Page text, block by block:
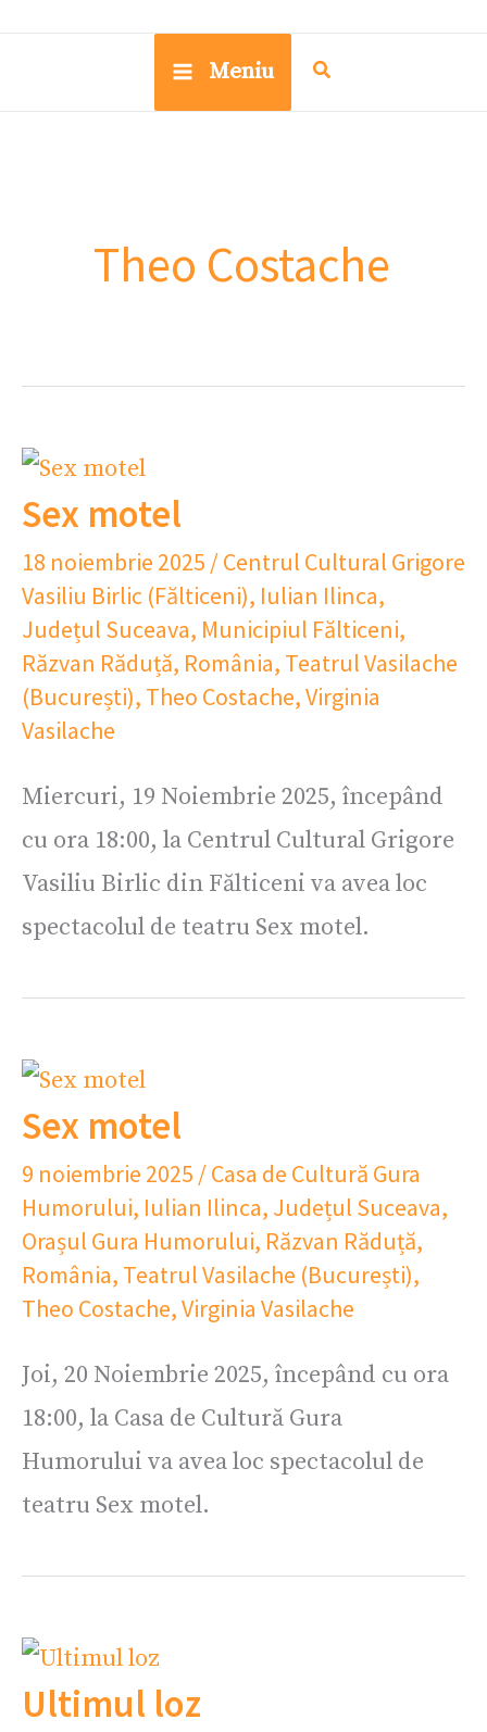
Meniu
Theo Costache
Sex motel
18 noiembrie 2025 /Centrul Cultural Grigore
Vasiliu Birlic (Fălticeni), Iulian Ilinca,
Județul Suceava, Municipiul Fălticeni,
Răzvan Răduță, România, Teatrul Vasilache
(București), Theo Costache,Virginia
Vasilache
Miercuri, 19 Noiembrie 2025, începând
cu ora 18:00, la Centrul Cultural Grigore
Vasiliu Birlic din Fălticeni va avea loc
spectacolul de teatru Sex motel.
Sex motel
9 noiembrie 2025 /Casa de Cultură Gura
Humorului, Iulian Ilinca, Județul Suceava,
Orașul Gura Humorului, Răzvan Răduță,
România, Teatrul Vasilache (București),
Theo Costache,Virginia Vasilache
Joi, 20 Noiembrie 2025, începând cu ora
18:00, la Casa de Cultură Gura
Humorului va avea loc spectacolul de
teatru Sex motel.
Ultimul loz